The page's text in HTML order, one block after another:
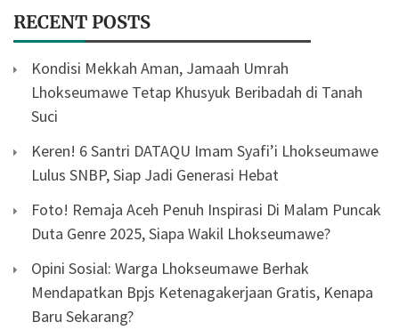
RECENT POSTS
Kondisi Mekkah Aman, Jamaah Umrah
Lhokseumawe Tetap Khusyuk Beribadah di Tanah
Suci
Keren! 6 Santri DATAQU Imam Syafi’i Lhokseumawe
Lulus SNBP, Siap Jadi Generasi Hebat
Foto! Remaja Aceh Penuh Inspirasi Di Malam Puncak
Duta Genre 2025, Siapa Wakil Lhokseumawe?
Opini Sosial: Warga Lhokseumawe Berhak
Mendapatkan Bpjs Ketenagakerjaan Gratis, Kenapa
Baru Sekarang?